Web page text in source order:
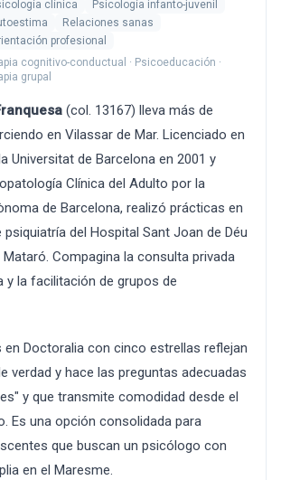
clínica
Psicología infanto-juvenil
Relaciones sanas
profesional
cognitivo-conductual · Psicoeducación ·
grupal
(col. 13167) lleva más de
en Vilassar de Mar. Licenciado en
Universitat de Barcelona en 2001 y
Clínica del Adulto por la
de Barcelona, realizó prácticas en
psiquiatría del Hospital Sant Joan de Déu
Compagina la consulta privada
y la facilitación de grupos de
en Doctoralia con cinco estrellas reflejan
verdad y hace las preguntas adecuadas
y que transmite comodidad desde el
Es una opción consolidada para
que buscan un psicólogo con
en el Maresme.